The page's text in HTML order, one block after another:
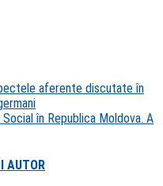
aferente discutate în
în Republica Moldova. A
AUTOR